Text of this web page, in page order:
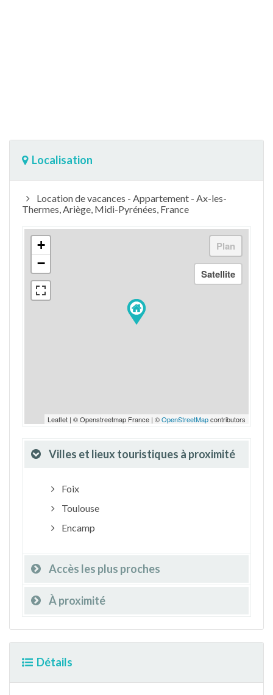
Localisation
Location de vacances - Appartement - Ax-les-
Thermes, Ariège, Midi-Pyrénées, France
+
−
Leaflet | © Openstreetmap France | ©OpenStreetMapcontributors
Villes et lieux touristiques à proximité
Foix
Toulouse
Encamp
Accès les plus proches
À proximité
Détails